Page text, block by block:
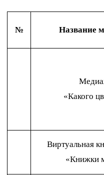
№ Название
«Какого
Виртуальная
«Книжки